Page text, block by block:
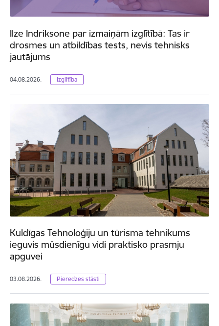
Ilze Indriksone par izmaiņām izglītībā: Tas ir
drosmes un atbildības tests, nevis tehnisks
jautājums
04.08.2026. Izglītība
Kuldīgas Tehnoloģiju un tūrisma tehnikums
ieguvis mūsdienīgu vidi praktisko prasmju
apguvei
03.08.2026. Pieredzes stāsti